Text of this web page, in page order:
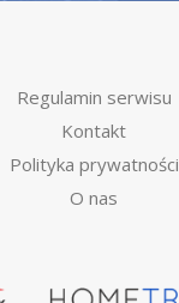
Regulamin serwisu
Kontakt
Polityka prywatności
O nas